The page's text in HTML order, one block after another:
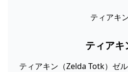
ティアキ
ティアキ
ティアキン（Zelda Totk）ゼ